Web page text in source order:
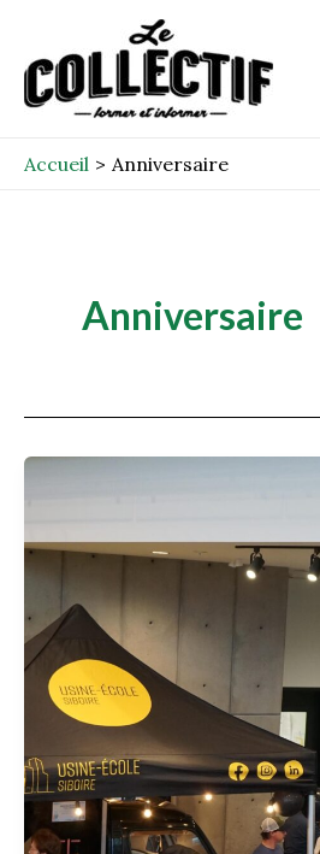
contenu
Accueil Anniversaire
Anniversaire